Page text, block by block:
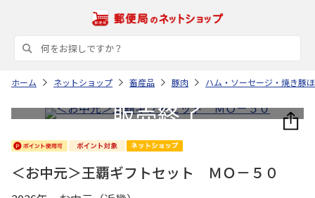
ホーム ネットショップ 畜産品 豚肉 ハム・ソーセージ・焼き豚
＜お中元＞王覇ギフトセット ＭＯ－５０